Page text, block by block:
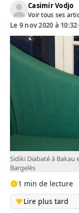
Casimir Vodjo
Voir tous ses
Le 9 nov 2020 à 10:32•
Sidiki Diabaté à Bakau
Bargelès
1 min de lecture
Lire plus tard